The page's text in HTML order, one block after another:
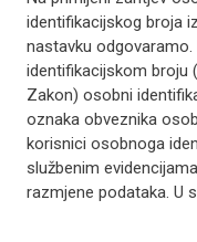
identifikacijskog broja
nastavku
identifikacijskom broju
Zakon) osobni
oznaka obveznika
korisnici osobnoga
službenim
razmjene podataka. U